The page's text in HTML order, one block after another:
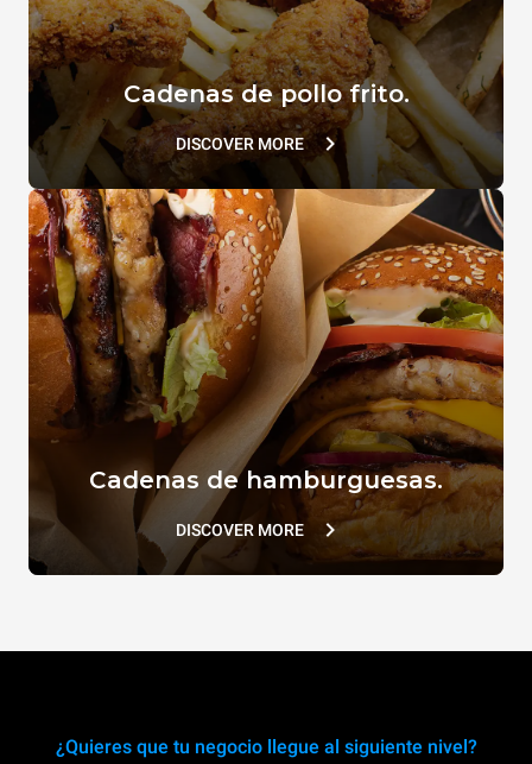
Cadenas de pollo frito.
DISCOVER MORE
Cadenas de hamburguesas.
DISCOVER MORE
¿Quieres que tu negocio llegue al siguiente nivel?